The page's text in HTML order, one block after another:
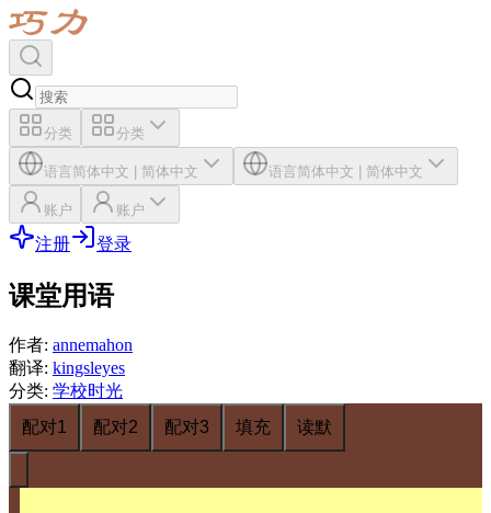
分类 分类
语言简体中文 | 简体中文 语言简体中文 | 简体中文
账户 账户
注册 登录
课堂用语
作者: annemahon
翻译: kingsleyes
分类: 学校时光
配对1
配对2 配对3 填充 读默